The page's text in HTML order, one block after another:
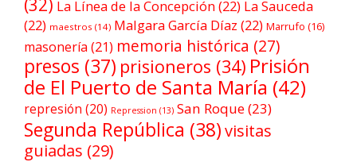
La Línea de la Concepción(22) La Sauceda
(22) maestros (14) Malgara García Díaz (22) Marrufo (16)
masonería (21) memoria histórica (27)
presos (37) prisioneros (34) Prisión
de El Puerto de Santa María (42)
represión (20) Repression (13) San Roque(23)
Segunda República (38)visitas
guiadas (29)